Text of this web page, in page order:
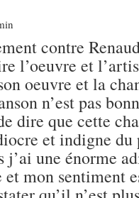
contre
l’oeuvre et
oeuvre et la
n’est pas
dire que cette
et indigne du
j’ai une énorme
et mon sentiment